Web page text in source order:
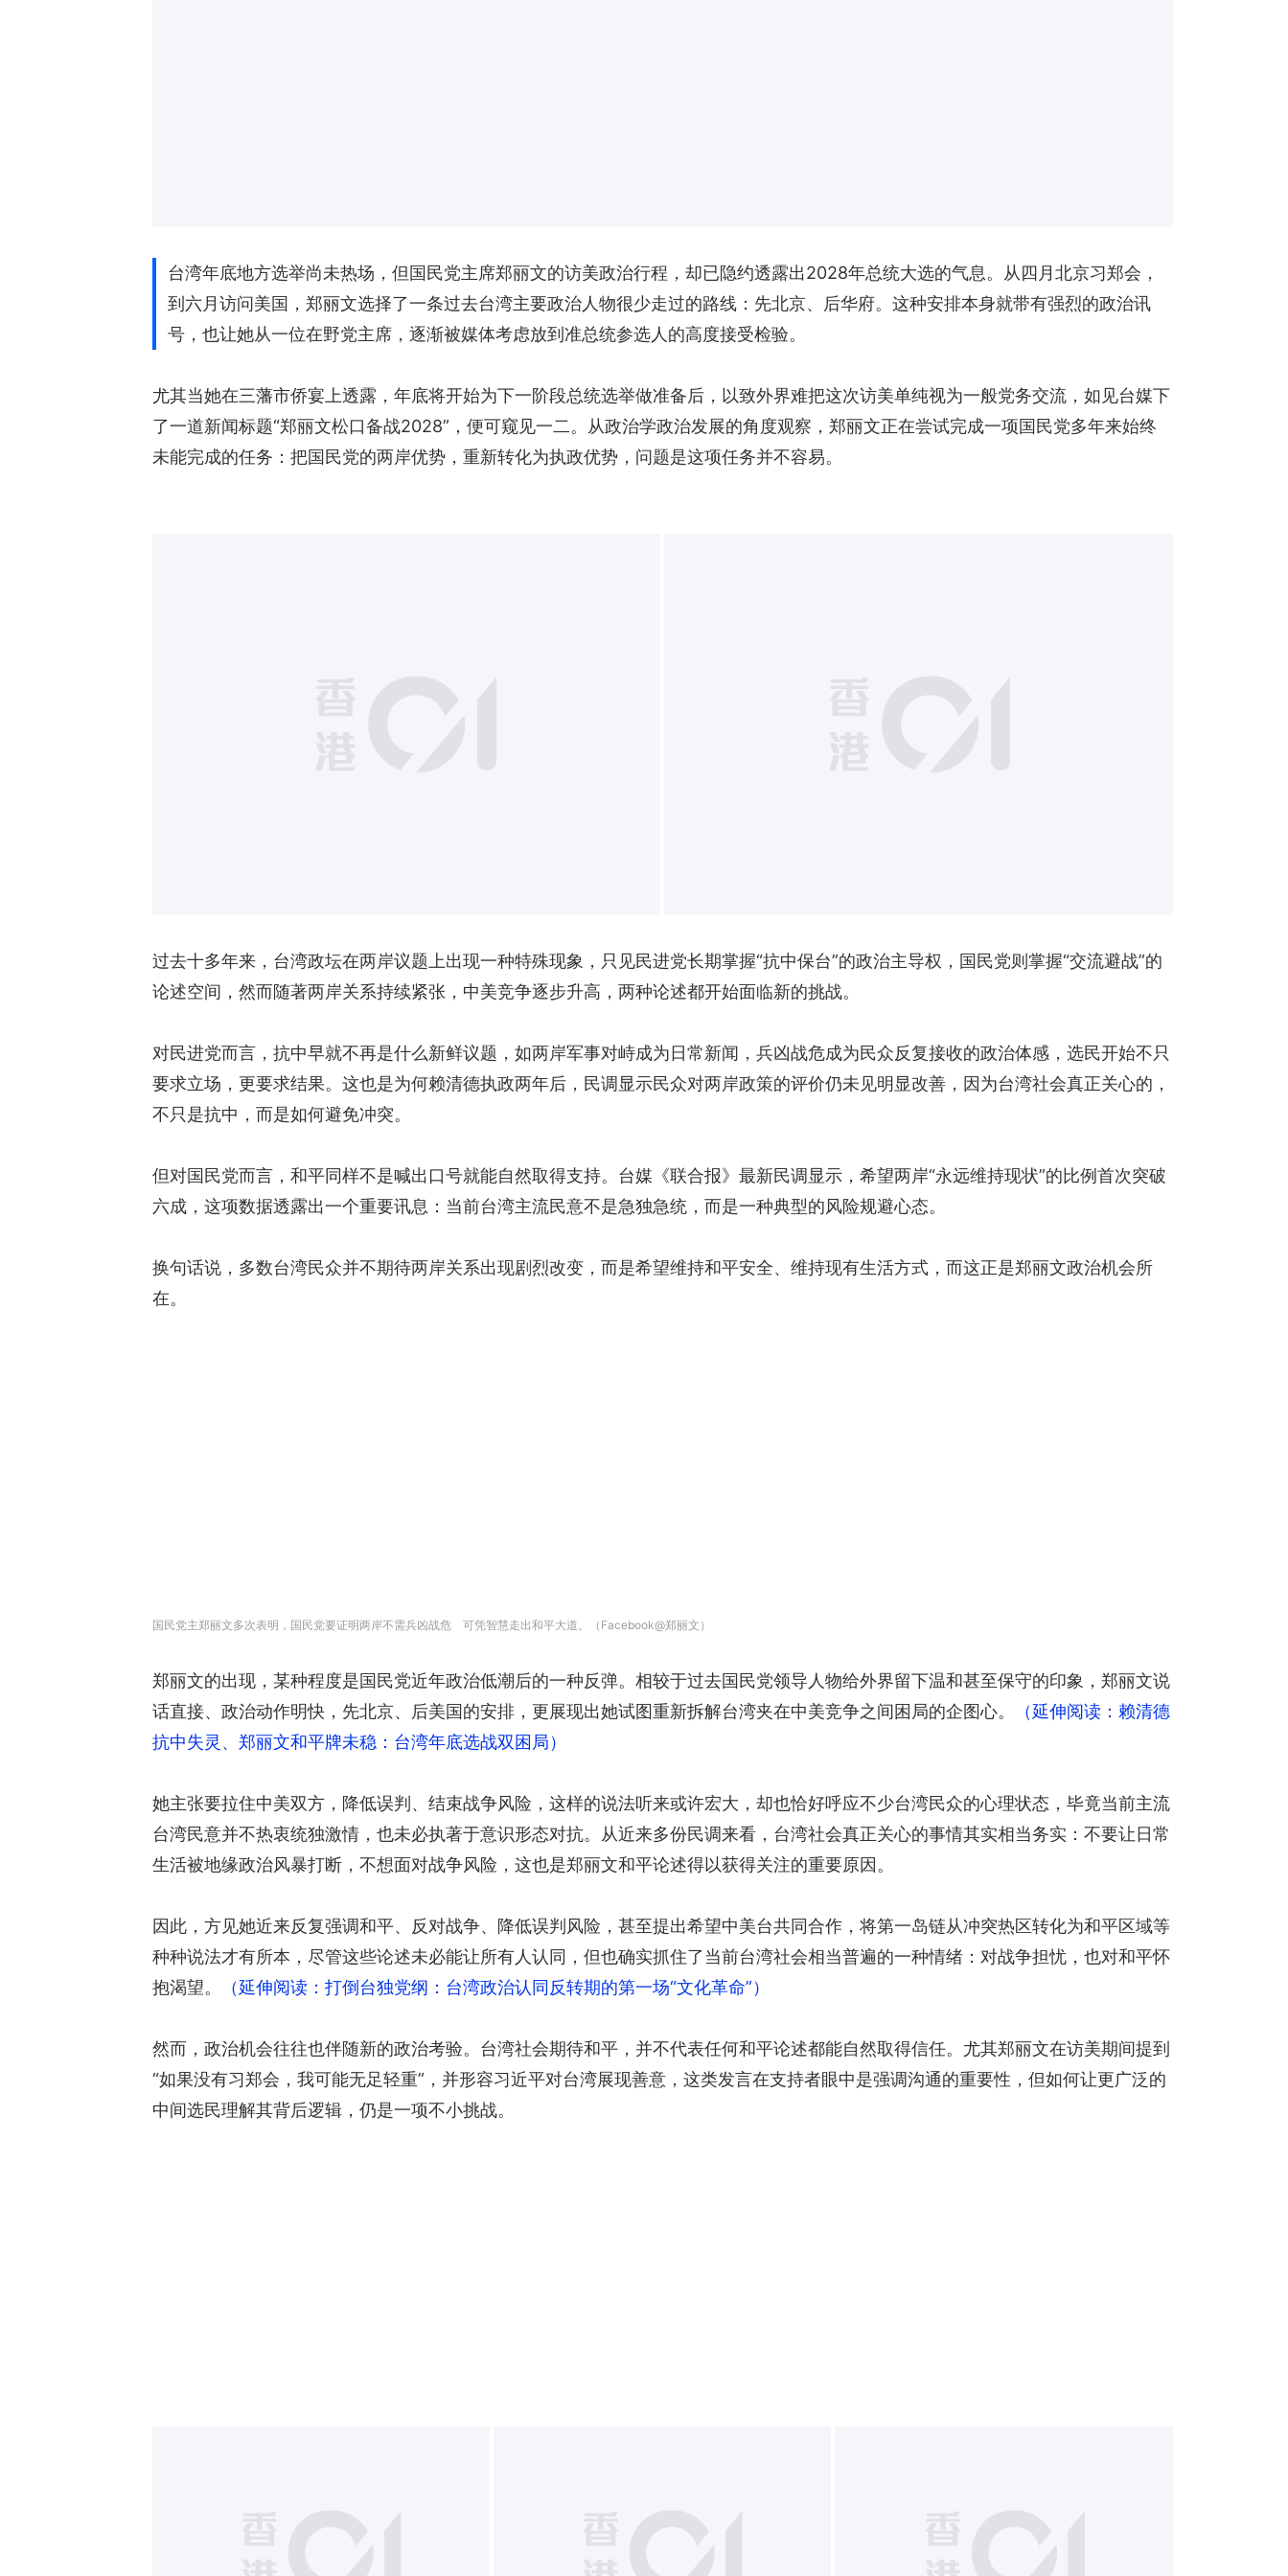
台湾年底地方选举尚未热场，但国民党主席郑丽文的访美政治行程，却已隐约透露出2028年总统大选的气息。从四月北京习郑会，
到六月访问美国，郑丽文选择了一条过去台湾主要政治人物很少走过的路线：先北京、后华府。这种安排本身就带有强烈的政治讯
号，也让她从一位在野党主席，逐渐被媒体考虑放到准总统参选人的高度接受检验。
尤其当她在三藩市侨宴上透露，年底将开始为下一阶段总统选举做准备后，以致外界难把这次访美单纯视为一般党务交流，如见台媒下
了一道新闻标题“郑丽文松口备战2028”，便可窥见一二。从政治学政治发展的角度观察，郑丽文正在尝试完成一项国民党多年来始终
未能完成的任务：把国民党的两岸优势，重新转化为执政优势，问题是这项任务并不容易。
过去十多年来，台湾政坛在两岸议题上出现一种特殊现象，只见民进党长期掌握“抗中保台”的政治主导权，国民党则掌握“交流避战”的
论述空间，然而随著两岸关系持续紧张，中美竞争逐步升高，两种论述都开始面临新的挑战。
对民进党而言，抗中早就不再是什么新鲜议题，如两岸军事对峙成为日常新闻，兵凶战危成为民众反复接收的政治体感，选民开始不只
要求立场，更要求结果。这也是为何赖清德执政两年后，民调显示民众对两岸政策的评价仍未见明显改善，因为台湾社会真正关心的，
不只是抗中，而是如何避免冲突。
但对国民党而言，和平同样不是喊出口号就能自然取得支持。台媒《联合报》最新民调显示，希望两岸“永远维持现状”的比例首次突破
六成，这项数据透露出一个重要讯息：当前台湾主流民意不是急独急统，而是一种典型的风险规避心态。
换句话说，多数台湾民众并不期待两岸关系出现剧烈改变，而是希望维持和平安全、维持现有生活方式，而这正是郑丽文政治机会所
在。
国民党主郑丽文多次表明，国民党要证明两岸不需兵凶战危 可凭智慧走出和平大道。（Facebook@郑丽文）
郑丽文的出现，某种程度是国民党近年政治低潮后的一种反弹。相较于过去国民党领导人物给外界留下温和甚至保守的印象，郑丽文说
话直接、政治动作明快，先北京、后美国的安排，更展现出她试图重新拆解台湾夹在中美竞争之间困局的企图心。
（延伸阅读：赖清德
抗中失灵、郑丽文和平牌未稳：台湾年底选战双困局）
她主张要拉住中美双方，降低误判、结束战争风险，这样的说法听来或许宏大，却也恰好呼应不少台湾民众的心理状态，毕竟当前主流
台湾民意并不热衷统独激情，也未必执著于意识形态对抗。从近来多份民调来看，台湾社会真正关心的事情其实相当务实：不要让日常
生活被地缘政治风暴打断，不想面对战争风险，这也是郑丽文和平论述得以获得关注的重要原因。
因此，方见她近来反复强调和平、反对战争、降低误判风险，甚至提出希望中美台共同合作，将第一岛链从冲突热区转化为和平区域等
种种说法才有所本，尽管这些论述未必能让所有人认同，但也确实抓住了当前台湾社会相当普遍的一种情绪：对战争担忧，也对和平怀
抱渴望。
（延伸阅读：打倒台独党纲：台湾政治认同反转期的第一场“文化革命”）
然而，政治机会往往也伴随新的政治考验。台湾社会期待和平，并不代表任何和平论述都能自然取得信任。尤其郑丽文在访美期间提到
“如果没有习郑会，我可能无足轻重”，并形容习近平对台湾展现善意，这类发言在支持者眼中是强调沟通的重要性，但如何让更广泛的
中间选民理解其背后逻辑，仍是一项不小挑战。